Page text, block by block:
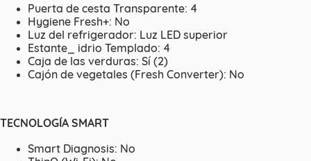
Puerta de cesta Transparente: 4
Hygiene Fresh+: No
Luz del refrigerador: Luz LED superior
Estante_ idrio Templado: 4
Caja de las verduras: Sí (2)
Cajón de vegetales (Fresh Converter): No
TECNOLOGÍA SMART
Smart Diagnosis: No